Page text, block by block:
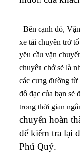
Bên cạnh đó,
xe tải chuyên trở
yêu cầu vận
chuyên chở sẽ là
các cung đường
đồ đạc của bạn sẽ
trong thời gian
chuyển hoàn
để kiểm tra lại
Phú Quý.